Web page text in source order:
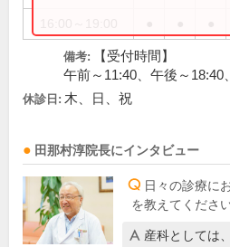
備考:
【受付時間】
午前～11:40、午後～18:40
休診日: 木、日、祝
田那村淳院長にインタビュー
日々の診療に
を教えてください
産科としては